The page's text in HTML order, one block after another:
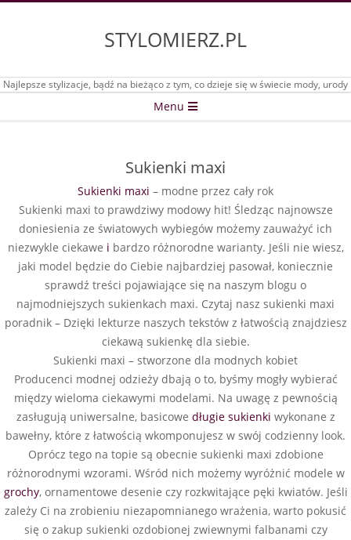
STYLOMIERZ.PL
Najlepsze stylizacje, bądź na bieżąco z tym, co dzieje się w świecie mody, urody
Menu
Sukienki maxi
Sukienki maxi – modne przez cały rok
Sukienki maxi to prawdziwy modowy hit! Śledząc najnowsze
doniesienia ze światowych wybiegów możemy zauważyć ich
niezwykle ciekawe i bardzo różnorodne warianty. Jeśli nie wiesz,
jaki model będzie do Ciebie najbardziej pasował, koniecznie
sprawdź treści pojawiające się na naszym blogu o
najmodniejszych sukienkach maxi. Czytaj nasz sukienki maxi
poradnik – Dzięki lekturze naszych tekstów z łatwością znajdziesz
ciekawą sukienkę dla siebie.
Sukienki maxi – stworzone dla modnych kobiet
Producenci modnej odzieży dbają o to, byśmy mogły wybierać
między wieloma ciekawymi modelami. Na uwagę z pewnością
zasługują uniwersalne, basicowe długie sukienki wykonane z
bawełny, które z łatwością wkomponujesz w swój codzienny look.
Oprócz tego na topie są obecnie sukienki maxi zdobione
różnorodnymi wzorami. Wśród nich możemy wyróżnić modele w
grochy, ornamentowe desenie czy rozkwitające pęki kwiatów. Jeśli
zależy Ci na zrobieniu niezapomnianego wrażenia, warto pokusić
się o zakup sukienki ozdobionej zwiewnymi falbanami czy